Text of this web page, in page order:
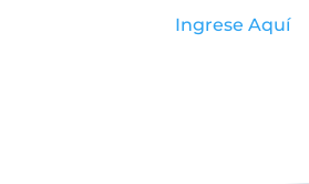
Ingrese Aquí